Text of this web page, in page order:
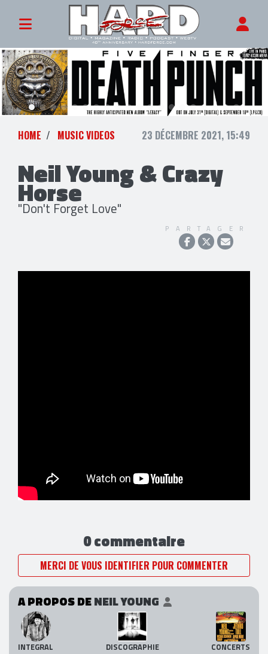
HOME MUSIC VIDEOS 23 DÉCEMBRE 2021, 15:49
Neil Young & Crazy
Horse
"Don't Forget Love"
PARTAGER
0 commentaire
MERCI DE VOUS IDENTIFIER POUR COMMENTER
A PROPOS DENEIL YOUNG
INTEGRAL DISCOGRAPHIE CONCERTS